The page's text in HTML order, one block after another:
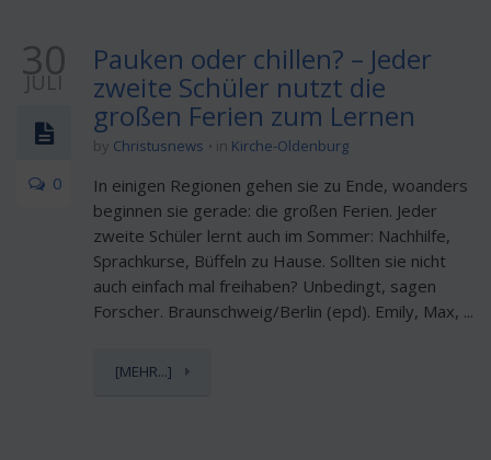
30
JULI
0
Pauken oder chillen? – Jeder
zweite Schüler nutzt die
großen Ferien zum Lernen
by Christusnews in Kirche-Oldenburg
In einigen Regionen gehen sie zu Ende, woanders
beginnen sie gerade: die großen Ferien. Jeder
zweite Schüler lernt auch im Sommer: Nachhilfe,
Sprachkurse, Büffeln zu Hause. Sollten sie nicht
auch einfach mal freihaben? Unbedingt, sagen
Forscher. Braunschweig/Berlin (epd). Emily, Max, ...
[MEHR...]